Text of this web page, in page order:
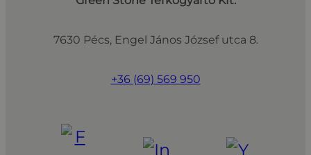
7630 Pécs, Engel János József utca 8.
+36 (69) 569 950